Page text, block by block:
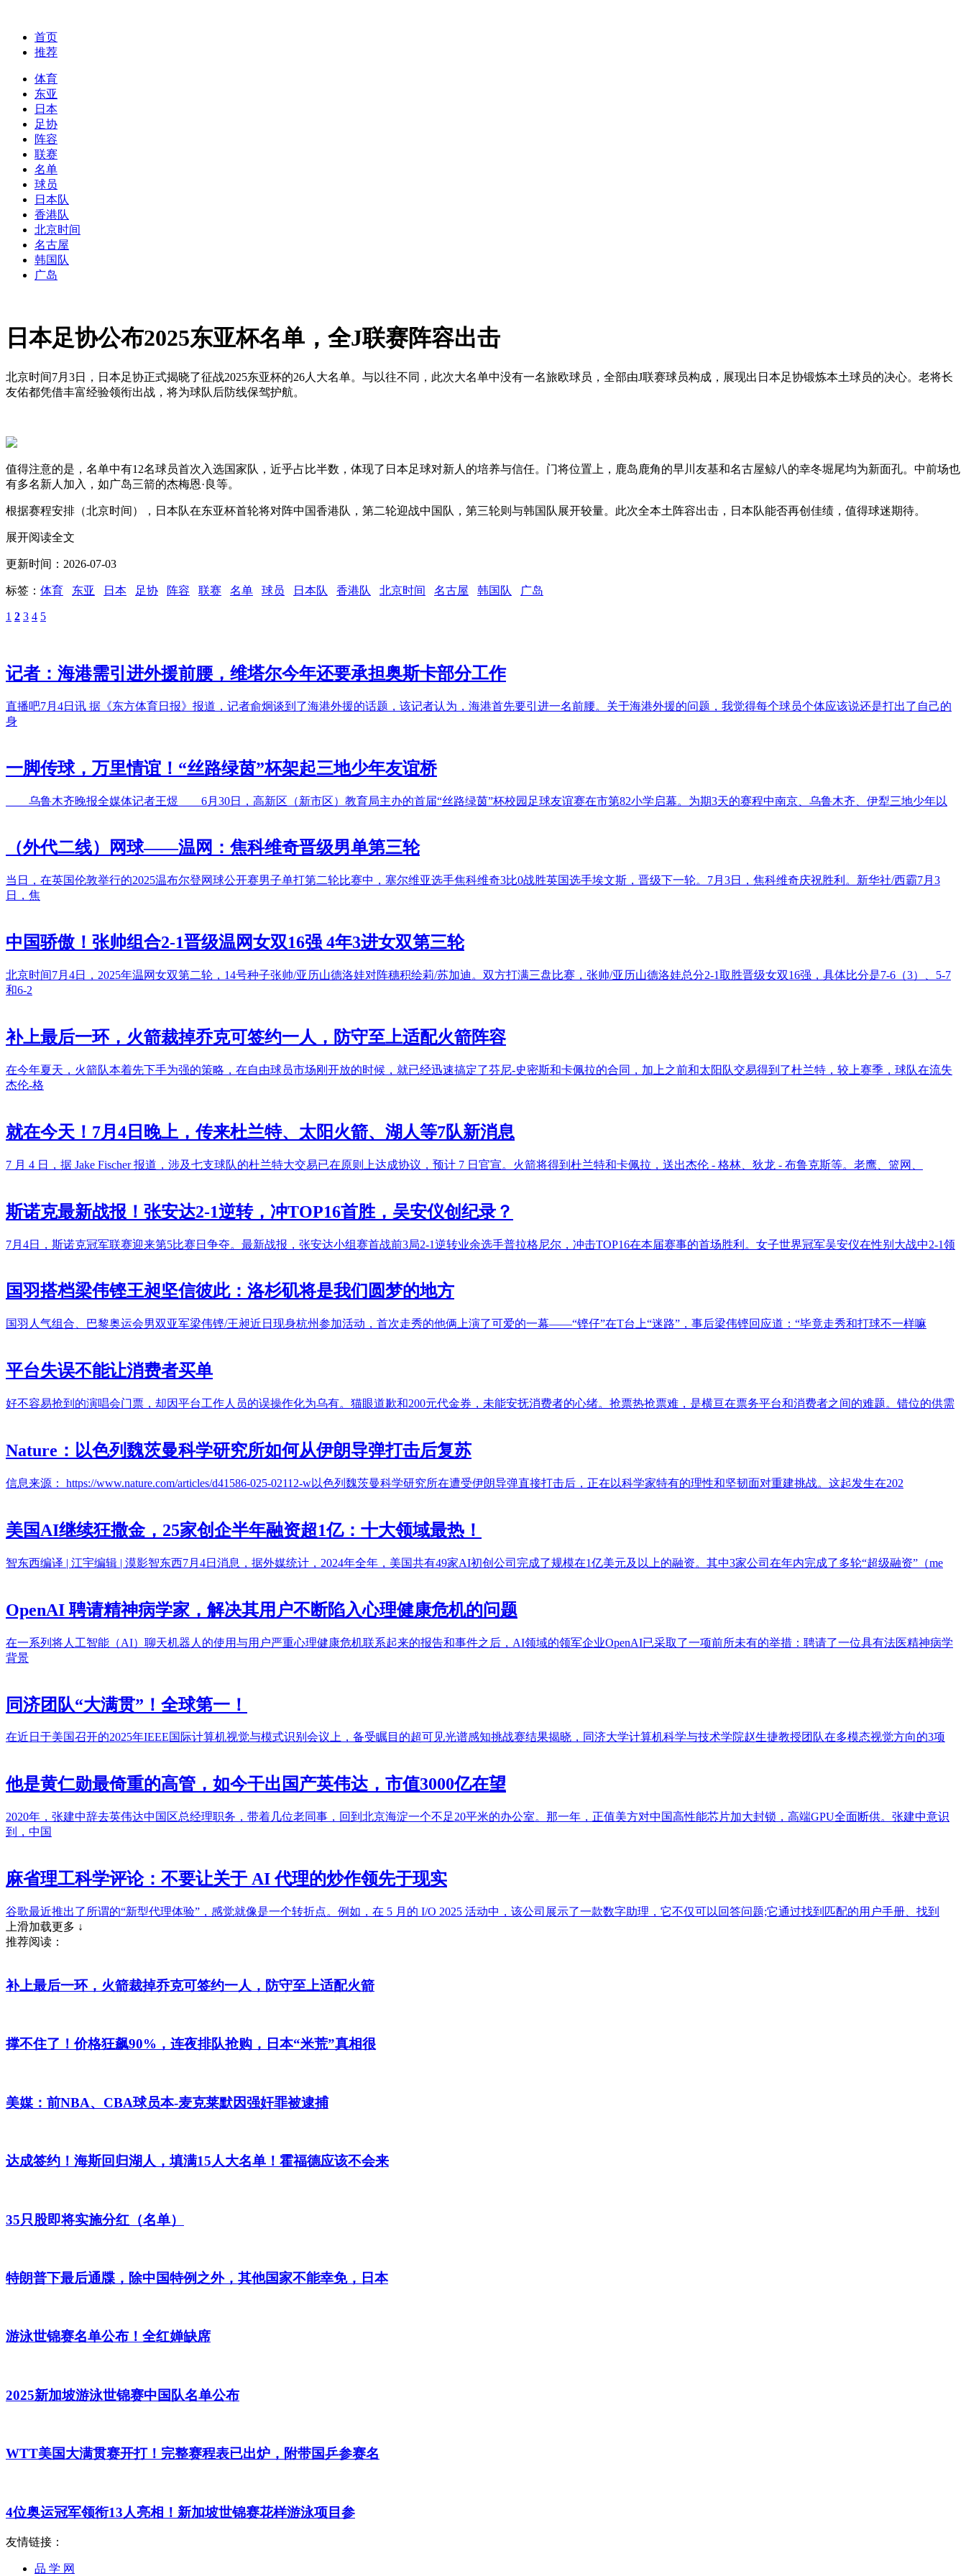
首页
推荐
体育
东亚
日本
足协
阵容
联赛
名单
球员
日本队
香港队
北京时间
名古屋
韩国队
广岛
日本足协公布2025东亚杯名单，全J联赛阵容出击
北京时间7月3日，日本足协正式揭晓了征战2025东亚杯的26人大名单。与以往不同，此次大名单中没有一名旅欧球员，全部由J联赛球员构成，展现出日本足协锻炼本土球员的决心。老将长
友佑都凭借丰富经验领衔出战，将为球队后防线保驾护航。
值得注意的是，名单中有12名球员首次入选国家队，近乎占比半数，体现了日本足球对新人的培养与信任。门将位置上，鹿岛鹿角的早川友基和名古屋鲸八的幸冬堀尾均为新面孔。中前场也
有多名新人加入，如广岛三箭的杰梅恩·良等。
根据赛程安排（北京时间），日本队在东亚杯首轮将对阵中国香港队，第二轮迎战中国队，第三轮则与韩国队展开较量。此次全本土阵容出击，日本队能否再创佳绩，值得球迷期待。
展开阅读全文
更新时间：2026-07-03
标签： 体育 东亚 日本 足协 阵容 联赛 名单 球员 日本队 香港队 北京时间 名古屋 韩国队 广岛
1 2 3 4 5
记者：海港需引进外援前腰，维塔尔今年还要承担奥斯卡部分工作
直播吧7月4日讯 据《东方体育日报》报道，记者俞炯谈到了海港外援的话题，该记者认为，海港首先要引进一名前腰。关于海港外援的问题，我觉得每个球员个体应该说还是打出了自己的
身
一脚传球，万里情谊！“丝路绿茵”杯架起三地少年友谊桥
乌鲁木齐晚报全媒体记者王煜 6月30日，高新区（新市区）教育局主办的首届“丝路绿茵”杯校园足球友谊赛在市第82小学启幕。为期3天的赛程中南京、乌鲁木齐、伊犁三地少年以
（外代二线）网球——温网：焦科维奇晋级男单第三轮
当日，在英国伦敦举行的2025温布尔登网球公开赛男子单打第二轮比赛中，塞尔维亚选手焦科维奇3比0战胜英国选手埃文斯，晋级下一轮。7月3日，焦科维奇庆祝胜利。新华社/西霸7月3
日，焦
中国骄傲！张帅组合2-1晋级温网女双16强 4年3进女双第三轮
北京时间7月4日，2025年温网女双第二轮，14号种子张帅/亚历山德洛娃对阵穗积绘莉/苏加迪。双方打满三盘比赛，张帅/亚历山德洛娃总分2-1取胜晋级女双16强，具体比分是7-6（3）、5-7
和6-2
补上最后一环，火箭裁掉乔克可签约一人，防守至上适配火箭阵容
在今年夏天，火箭队本着先下手为强的策略，在自由球员市场刚开放的时候，就已经迅速搞定了芬尼-史密斯和卡佩拉的合同，加上之前和太阳队交易得到了杜兰特，较上赛季，球队在流失
杰伦-格
就在今天！7月4日晚上，传来杜兰特、太阳火箭、湖人等7队新消息
7 月 4 日，据 Jake Fischer 报道，涉及七支球队的杜兰特大交易已在原则上达成协议，预计 7 日官宣。火箭将得到杜兰特和卡佩拉，送出杰伦 - 格林、狄龙 - 布鲁克斯等。老鹰、篮网、
斯诺克最新战报！张安达2-1逆转，冲TOP16首胜，吴安仪创纪录？
7月4日，斯诺克冠军联赛迎来第5比赛日争夺。最新战报，张安达小组赛首战前3局2-1逆转业余选手普拉格尼尔，冲击TOP16在本届赛事的首场胜利。女子世界冠军吴安仪在性别大战中2-1领
国羽搭档梁伟铿王昶坚信彼此：洛杉矶将是我们圆梦的地方
国羽人气组合、巴黎奥运会男双亚军梁伟铿/王昶近日现身杭州参加活动，首次走秀的他俩上演了可爱的一幕——“铿仔”在T台上“迷路”，事后梁伟铿回应道：“毕竟走秀和打球不一样嘛
平台失误不能让消费者买单
好不容易抢到的演唱会门票，却因平台工作人员的误操作化为乌有。猫眼道歉和200元代金券，未能安抚消费者的心绪。抢票热抢票难，是横亘在票务平台和消费者之间的难题。错位的供需
Nature：以色列魏茨曼科学研究所如何从伊朗导弹打击后复苏
信息来源： https://www.nature.com/articles/d41586-025-02112-w以色列魏茨曼科学研究所在遭受伊朗导弹直接打击后，正在以科学家特有的理性和坚韧面对重建挑战。这起发生在202
美国AI继续狂撒金，25家创企半年融资超1亿：十大领域最热！
智东西编译 | 江宇编辑 | 漠影智东西7月4日消息，据外媒统计，2024年全年，美国共有49家AI初创公司完成了规模在1亿美元及以上的融资。其中3家公司在年内完成了多轮“超级融资”（me
OpenAI 聘请精神病学家，解决其用户不断陷入心理健康危机的问题
在一系列将人工智能（AI）聊天机器人的使用与用户严重心理健康危机联系起来的报告和事件之后，AI领域的领军企业OpenAI已采取了一项前所未有的举措：聘请了一位具有法医精神病学
背景
同济团队“大满贯”！全球第一！
在近日于美国召开的2025年IEEE国际计算机视觉与模式识别会议上，备受瞩目的超可见光谱感知挑战赛结果揭晓，同济大学计算机科学与技术学院赵生捷教授团队在多模态视觉方向的3项
他是黄仁勋最倚重的高管，如今干出国产英伟达，市值3000亿在望
2020年，张建中辞去英伟达中国区总经理职务，带着几位老同事，回到北京海淀一个不足20平米的办公室。那一年，正值美方对中国高性能芯片加大封锁，高端GPU全面断供。张建中意识
到，中国
麻省理工科学评论：不要让关于 AI 代理的炒作领先于现实
谷歌最近推出了所谓的“新型代理体验”，感觉就像是一个转折点。例如，在 5 月的 I/O 2025 活动中，该公司展示了一款数字助理，它不仅可以回答问题;它通过找到匹配的用户手册、找到
上滑加载更多 ↓
推荐阅读：
补上最后一环，火箭裁掉乔克可签约一人，防守至上适配火箭
撑不住了！价格狂飙90%，连夜排队抢购，日本“米荒”真相很
美媒：前NBA、CBA球员本-麦克莱默因强奸罪被逮捕
达成签约！海斯回归湖人，填满15人大名单！霍福德应该不会来
35只股即将实施分红（名单）
特朗普下最后通牒，除中国特例之外，其他国家不能幸免，日本
游泳世锦赛名单公布！全红婵缺席
2025新加坡游泳世锦赛中国队名单公布
WTT美国大满贯赛开打！完整赛程表已出炉，附带国乒参赛名
4位奥运冠军领衔13人亮相！新加坡世锦赛花样游泳项目参
友情链接：
品 学 网